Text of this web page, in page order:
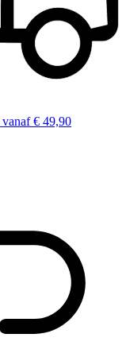
vanaf € 49,90